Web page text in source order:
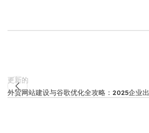
更新的
外贸网站建设与谷歌优化全攻略：2025企业